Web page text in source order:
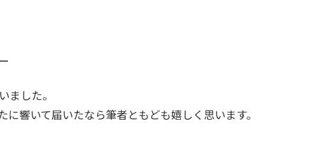
ました。
響いて届いたなら筆者ともども嬉しく思います。